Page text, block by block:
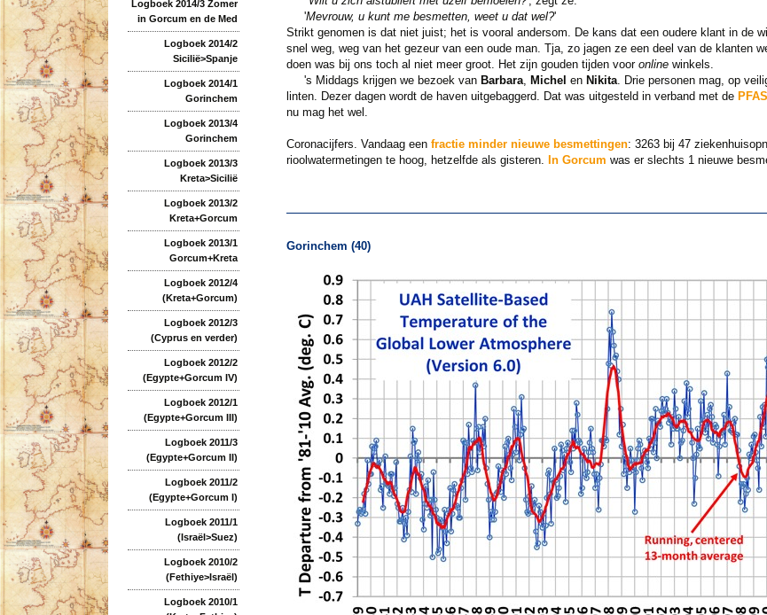
Logboek 2014/3 Zomer
in Gorcum en de Med
Logboek 2014/2
Sicilië>Spanje
Logboek 2014/1
Gorinchem
Logboek 2013/4
Gorinchem
Logboek 2013/3
Kreta>Sicilië
Logboek 2013/2
Kreta+Gorcum
Logboek 2013/1
Gorcum+Kreta
Logboek 2012/4
(Kreta+Gorcum)
Logboek 2012/3
(Cyprus en verder)
Logboek 2012/2
(Egypte+Gorcum IV)
Logboek 2012/1
(Egypte+Gorcum III)
Logboek 2011/3
(Egypte+Gorcum II)
Logboek 2011/2
(Egypte+Gorcum I)
Logboek 2011/1
(Israël>Suez)
Logboek 2010/2
(Fethiye>Israël)
Logboek 2010/1
'Mevrouw, u kunt me besmetten, weet u dat wel?'
Strikt genomen is dat niet juist; het is vooral andersom. De kans dat een oudere klant in de
snel weg, weg van het gezeur van een oude man. Tja, zo jagen ze een deel van de klanten
doen was bij ons toch al niet meer groot. Het zijn gouden tijden voor onlinewinkels.
's Middags krijgen we bezoek van Barbara, Michel en Nikita. Drie personen mag, op
linten. Dezer dagen wordt de haven uitgebaggerd. Dat was uitgesteld in verband met de
nu mag het wel.
Coronacijfers. Vandaag een fractie minder nieuwe besmettingen: 3263 bij 47
rioolwatermetingen te hoog, hetzelfde als gisteren. In Gorcum was er slechts 1 nieuwe
Gorinchem (40)